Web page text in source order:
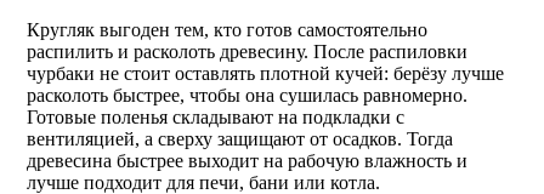
Кругляк выгоден тем, кто готов самостоятельно
распилить и расколоть древесину. После распиловки
чурбаки не стоит оставлять плотной кучей: берёзу лучше
расколоть быстрее, чтобы она сушилась равномерно.
Готовые поленья складывают на подкладки с
вентиляцией, а сверху защищают от осадков. Тогда
древесина быстрее выходит на рабочую влажность и
лучше подходит для печи, бани или котла.